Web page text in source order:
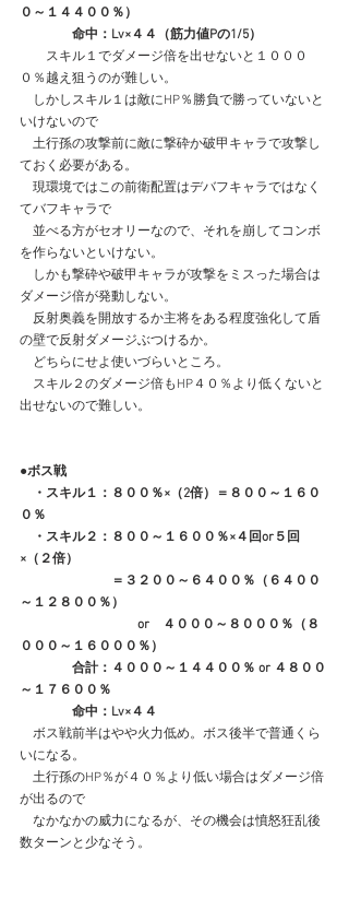
０～１４４００％）
命中：Lv×４４（筋力値Pの1/5）
スキル１でダメージ倍を出せないと１０００
０％越え狙うのが難しい。
しかしスキル１は敵にHP％勝負で勝っていないと
いけないので
土行孫の攻撃前に敵に撃砕か破甲キャラで攻撃し
ておく必要がある。
現環境ではこの前衛配置はデバフキャラではなく
てバフキャラで
並べる方がセオリーなので、それを崩してコンボ
を作らないといけない。
しかも撃砕や破甲キャラが攻撃をミスった場合は
ダメージ倍が発動しない。
反射奥義を開放するか主将をある程度強化して盾
の壁で反射ダメージぶつけるか。
どちらにせよ使いづらいところ。
スキル２のダメージ倍もHP４０％より低くないと
出せないので難しい。
●ボス戦
・スキル１：８００％×（2倍）＝８００～１６０
０％
・スキル２：８００～１６００％×４回or５回
×（２倍）
＝３２００～６４００％（６４００
～１２８００％）
or　４０００～８０００％（８
０００～１６０００％）
合計：４０００～１４４００％ or ４８００
～１７６００％
命中：Lv×４４
ボス戦前半はやや火力低め。ボス後半で普通くら
いになる。
土行孫のHP％が４０％より低い場合はダメージ倍
が出るので
なかなかの威力になるが、その機会は憤怒狂乱後
数ターンと少なそう。